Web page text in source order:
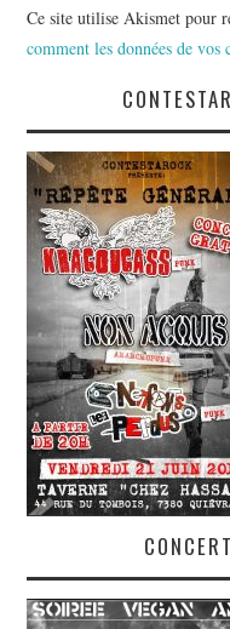
Ce site utilise Akismet pour
comment les données de